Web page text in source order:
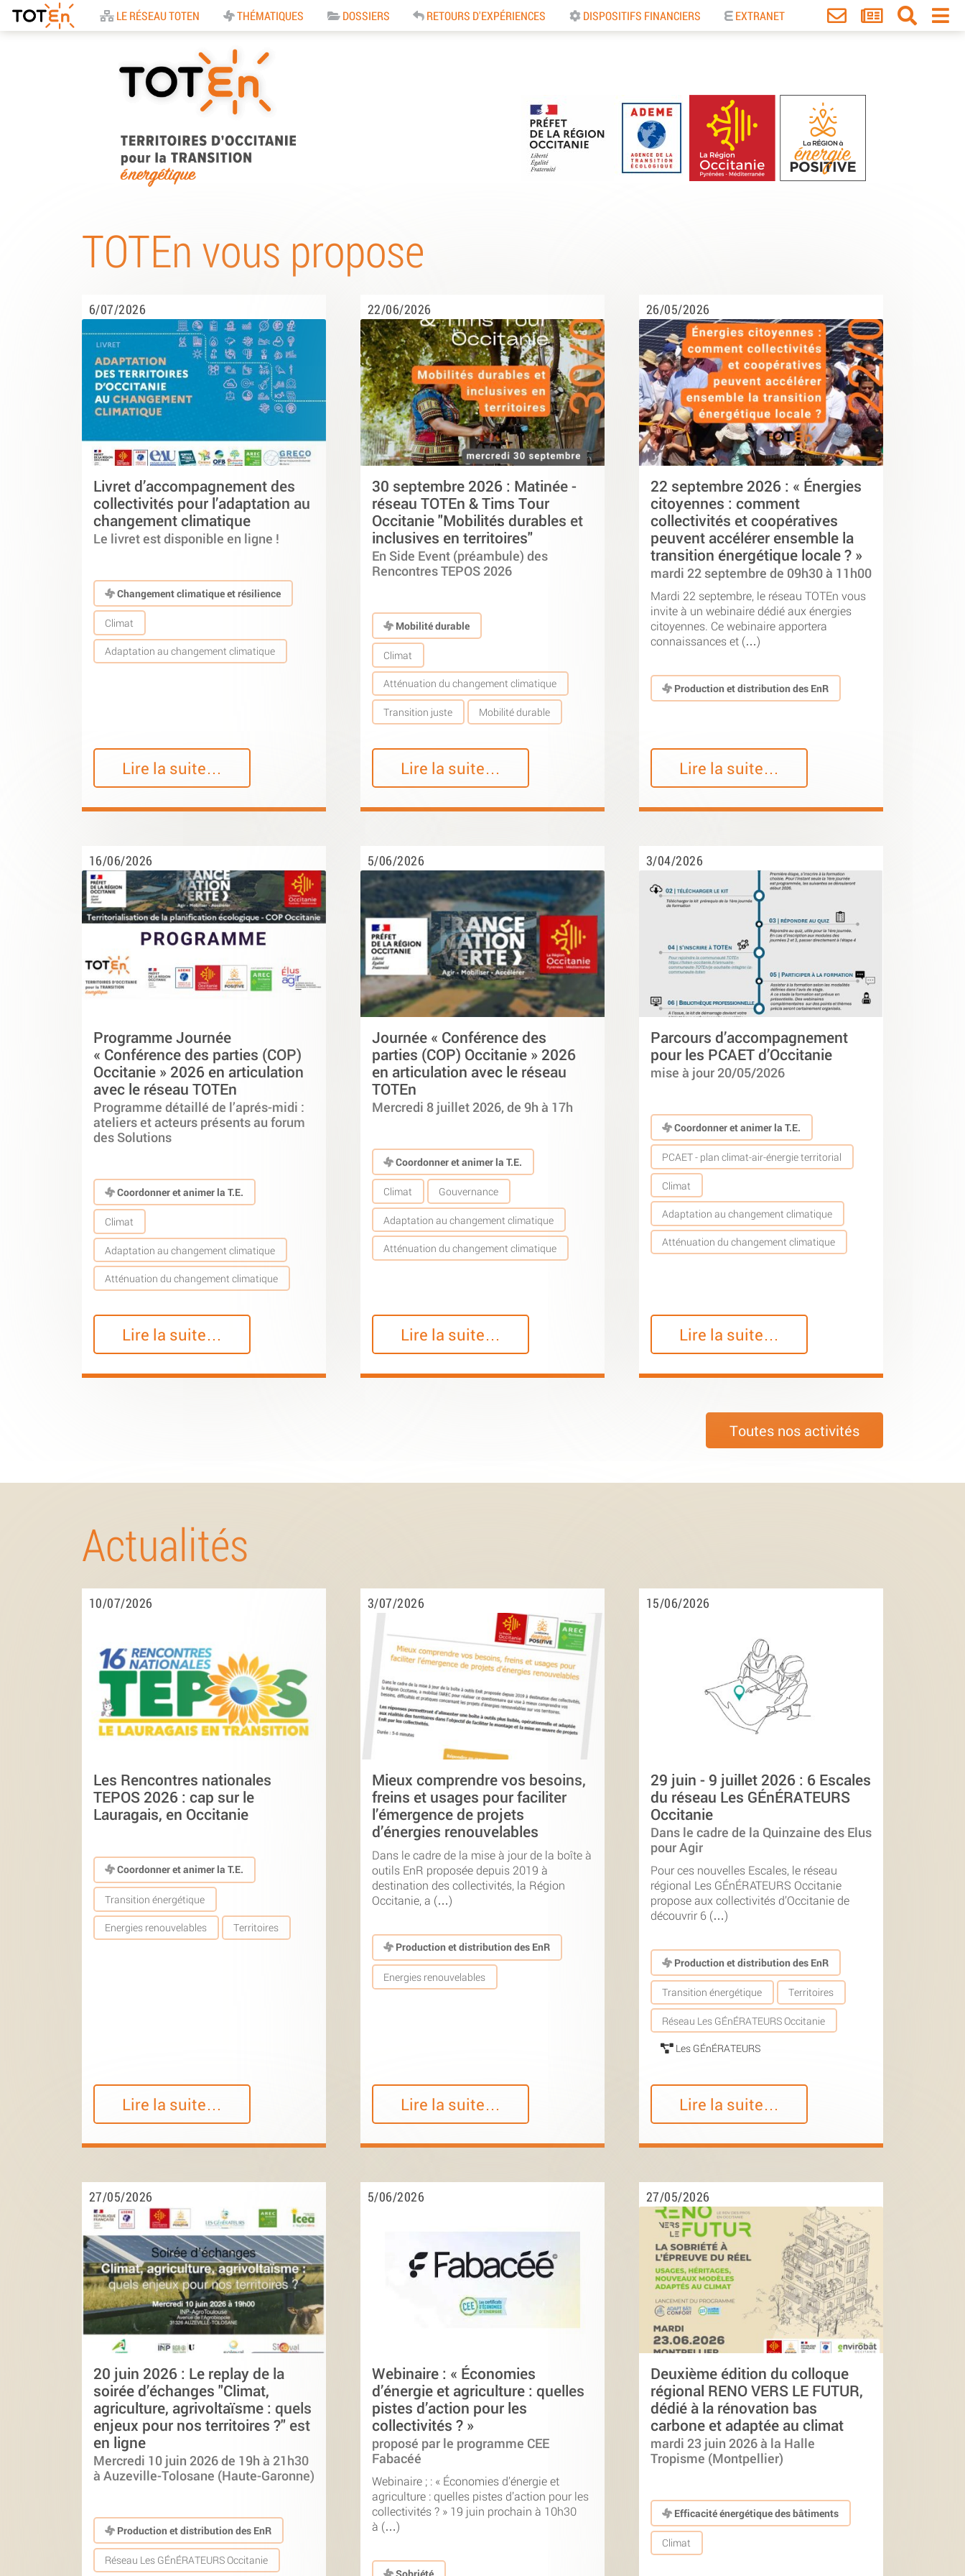
Accueil
LE RÉSEAU TOTEN THÉMATIQUES DOSSIERS RETOURS D'EXPÉRIENCES DISPOSITIFS FINANCIERS EXTRANET
Territoires d’Occitanie
pour la Transition
Energétique
TOTEn vous propose
6/07/2026
Livret d’accompagnement des
collectivités pour l’adaptation au
changement climatique
Le livret est disponible en ligne !
Changement climatique et résilience
Climat
Adaptation au changement climatique
Lire la suite…
22/06/2026
30 septembre 2026 : Matinée -
réseau TOTEn & Tims Tour
Occitanie "Mobilités durables et
inclusives en territoires"
En Side Event (préambule) des
Rencontres TEPOS 2026
Mobilité durable
Climat
Atténuation du changement climatique
Transition juste Mobilité durable
Lire la suite…
26/05/2026
22 septembre 2026 : « Énergies
citoyennes : comment
collectivités et coopératives
peuvent accélérer ensemble la
transition énergétique locale ? »
mardi 22 septembre de 09h30 à 11h00
Mardi 22 septembre, le réseau TOTEn vous
invite à un webinaire dédié aux énergies
citoyennes. Ce webinaire apportera
connaissances et (…)
Production et distribution des EnR
Lire la suite…
16/06/2026
Programme Journée
« Conférence des parties (COP)
Occitanie » 2026 en articulation
avec le réseau TOTEn
Programme détaillé de l’aprés-midi :
ateliers et acteurs présents au forum
des Solutions
Coordonner et animer la T.E.
Climat
Adaptation au changement climatique
Atténuation du changement climatique
Lire la suite…
5/06/2026
Journée « Conférence des
parties (COP) Occitanie » 2026
en articulation avec le réseau
TOTEn
Mercredi 8 juillet 2026, de 9h à 17h
Coordonner et animer la T.E.
Climat Gouvernance
Adaptation au changement climatique
Atténuation du changement climatique
Lire la suite…
3/04/2026
Parcours d’accompagnement
pour les PCAET d’Occitanie
mise à jour 20/05/2026
Coordonner et animer la T.E.
PCAET - plan climat-air-énergie territorial
Climat
Adaptation au changement climatique
Atténuation du changement climatique
Lire la suite…
Toutes nos activités
Actualités
10/07/2026
Les Rencontres nationales
TEPOS 2026 : cap sur le
Lauragais, en Occitanie
Coordonner et animer la T.E.
Transition énergétique
Energies renouvelables Territoires
Lire la suite…
3/07/2026
Mieux comprendre vos besoins,
freins et usages pour faciliter
l’émergence de projets
d’énergies renouvelables
Dans le cadre de la mise à jour de la boîte à
outils EnR proposée depuis 2019 à
destination des collectivités, la Région
Occitanie, a (…)
Production et distribution des EnR
Energies renouvelables
Lire la suite…
15/06/2026
29 juin - 9 juillet 2026 : 6 Escales
du réseau Les GÉnÉRATEURS
Occitanie
Dans le cadre de la Quinzaine des Elus
pour Agir
Pour ces nouvelles Escales, le réseau
régional Les GÉnÉRATEURS Occitanie
propose aux collectivités d’Occitanie de
découvrir 6 (…)
Production et distribution des EnR
Transition énergétique Territoires
Réseau Les GÉnÉRATEURS Occitanie
Les GÉnÉRATEURS
Lire la suite…
27/05/2026
20 juin 2026 : Le replay de la
soirée d’échanges "Climat,
agriculture, agrivoltaïsme : quels
enjeux pour nos territoires ?" est
en ligne
Mercredi 10 juin 2026 de 19h à 21h30
à Auzeville-Tolosane (Haute-Garonne)
Production et distribution des EnR
Réseau Les GÉnÉRATEURS Occitanie
5/06/2026
Webinaire : « Économies
d’énergie et agriculture : quelles
pistes d’action pour les
collectivités ? »
proposé par le programme CEE
Fabacéé
Webinaire ; : « Économies d’énergie et
agriculture : quelles pistes d’action pour les
collectivités ? » 19 juin prochain à 10h30
à (…)
27/05/2026
Deuxième édition du colloque
régional RENO VERS LE FUTUR,
dédié à la rénovation bas
carbone et adaptée au climat
mardi 23 juin 2026 à la Halle
Tropisme (Montpellier)
Efficacité énergétique des bâtiments
Climat